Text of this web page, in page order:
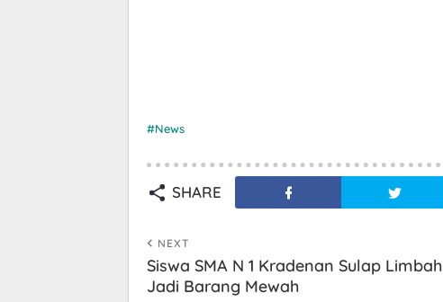
News
SHARE
NEXT
Siswa SMA N 1 Kradenan Sulap Limbah
Jadi Barang Mewah